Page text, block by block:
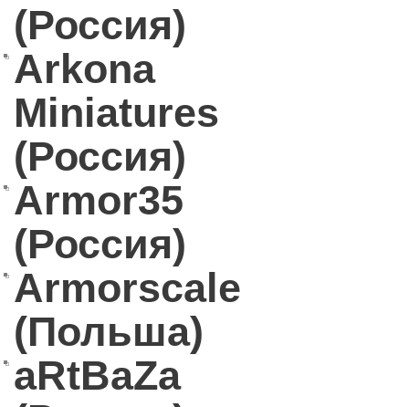
(Россия)
Arkona
Miniatures
(Россия)
Armor35
(Россия)
Armorscale
(Польша)
aRtBaZa